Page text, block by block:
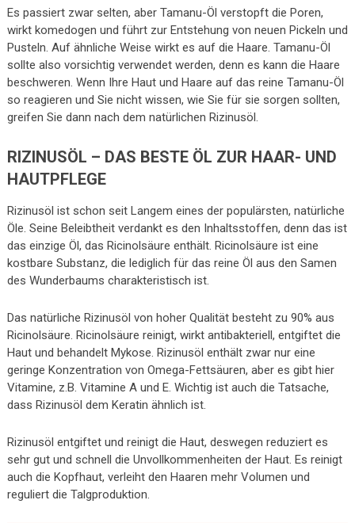
Es passiert zwar selten, aber Tamanu-Öl verstopft die Poren,
wirkt komedogen und führt zur Entstehung von neuen Pickeln und
Pusteln. Auf ähnliche Weise wirkt es auf die Haare. Tamanu-Öl
sollte also vorsichtig verwendet werden, denn es kann die Haare
beschweren. Wenn Ihre Haut und Haare auf das reine Tamanu-Öl
so reagieren und Sie nicht wissen, wie Sie für sie sorgen sollten,
greifen Sie dann nach dem natürlichen Rizinusöl.
RIZINUSÖL – DAS BESTE ÖL ZUR HAAR- UND
HAUTPFLEGE
Rizinusöl ist schon seit Langem eines der populärsten, natürliche
Öle. Seine Beleibtheit verdankt es den Inhaltsstoffen, denn das ist
das einzige Öl, das Ricinolsäure enthält. Ricinolsäure ist eine
kostbare Substanz, die lediglich für das reine Öl aus den Samen
des Wunderbaums charakteristisch ist.
Das natürliche Rizinusöl von hoher Qualität besteht zu 90% aus
Ricinolsäure. Ricinolsäure reinigt, wirkt antibakteriell, entgiftet die
Haut und behandelt Mykose. Rizinusöl enthält zwar nur eine
geringe Konzentration von Omega-Fettsäuren, aber es gibt hier
Vitamine, z.B. Vitamine A und E. Wichtig ist auch die Tatsache,
dass Rizinusöl dem Keratin ähnlich ist.
Rizinusöl entgiftet und reinigt die Haut, deswegen reduziert es
sehr gut und schnell die Unvollkommenheiten der Haut. Es reinigt
auch die Kopfhaut, verleiht den Haaren mehr Volumen und
reguliert die Talgproduktion.